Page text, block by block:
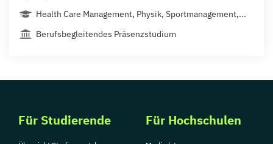
Health Care Management, Physik, Sportmanagement,...
Berufsbegleitendes Präsenzstudium
Für Studierende Für Hochschulen